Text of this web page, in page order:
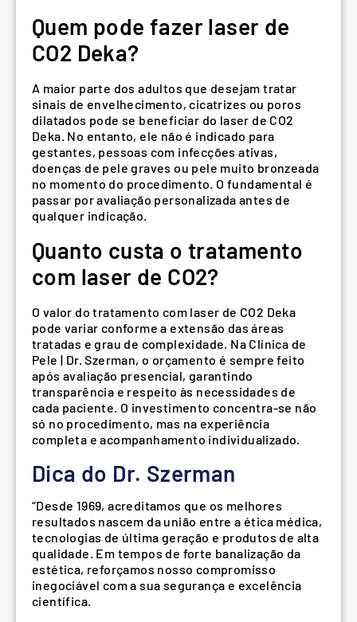
Quem pode fazer laser de
CO2 Deka?
A maior parte dos adultos que desejam tratar
sinais de envelhecimento, cicatrizes ou poros
dilatados pode se beneficiar do laser de CO2
Deka. No entanto, ele não é indicado para
gestantes, pessoas com infecções ativas,
doenças de pele graves ou pele muito bronzeada
no momento do procedimento. O fundamental é
passar por avaliação personalizada antes de
qualquer indicação.
Quanto custa o tratamento
com laser de CO2?
O valor do tratamento com laser de CO2 Deka
pode variar conforme a extensão das áreas
tratadas e grau de complexidade. Na Clínica de
Pele | Dr. Szerman, o orçamento é sempre feito
após avaliação presencial, garantindo
transparência e respeito às necessidades de
cada paciente. O investimento concentra-se não
só no procedimento, mas na experiência
completa e acompanhamento individualizado.
Dica do Dr. Szerman
“Desde 1969, acreditamos que os melhores
resultados nascem da união entre a ética médica,
tecnologias de última geração e produtos de alta
qualidade. Em tempos de forte banalização da
estética, reforçamos nosso compromisso
inegociável com a sua segurança e excelência
científica.